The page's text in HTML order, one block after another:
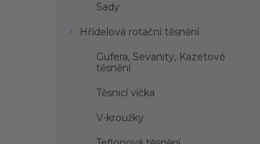
Sady
Hřídelová rotační těsnění
Gufera, Sevanity, Kazetové
těsnění
Těsnicí víčka
V-kroužky